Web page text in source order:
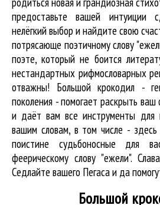
предоставьте вашей интуиции
нелёгкий выбор и найдите свою
потрясающе поэтичному слову
поэте, который не боится
нестандартных рифмословарных
отважны! Большой крокодил -
поколения - помогает раскрыть
и даёт вам все инструменты для
вашим словам, в том числе -
поистине судьбоносные для
феерическому слову "ежели".
Седлайте вашего Пегаса и да
Большой